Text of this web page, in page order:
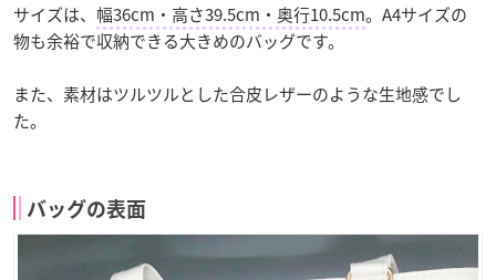
サイズは、 幅36cm・高さ39.5cm・奥行10.5cm。A4サイズの
物も余裕で収納できる大きめのバッグです。
また、素材はツルツルとした合皮レザーのような生地感でし
た。
バッグの表面